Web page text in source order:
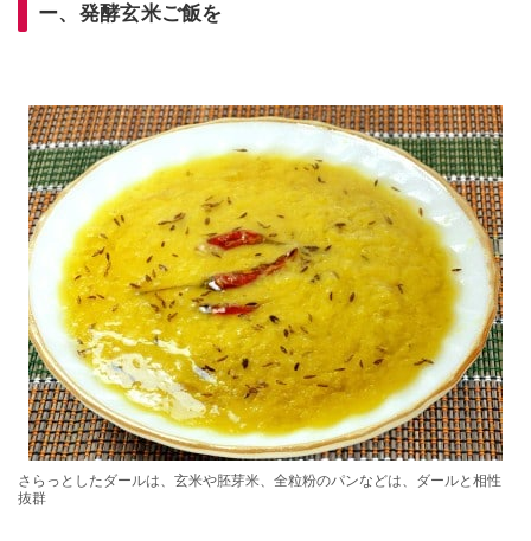
ー、発酵玄米ご飯を
さらっとしたダールは、玄米や胚芽米、全粒粉のパンなどは、ダールと相性
抜群